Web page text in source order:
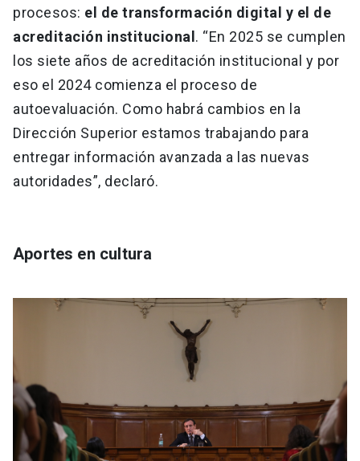
procesos: el de transformación digital y el de
acreditación institucional . “En 2025 se cumplen
los siete años de acreditación institucional y por
eso el 2024 comienza el proceso de
autoevaluación. Como habrá cambios en la
Dirección Superior estamos trabajando para
entregar información avanzada a las nuevas
autoridades”, declaró.
Aportes en cultura